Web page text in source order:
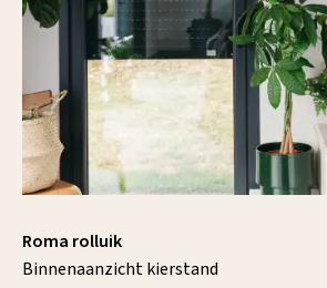
Roma rolluik
Binnenaanzicht kierstand